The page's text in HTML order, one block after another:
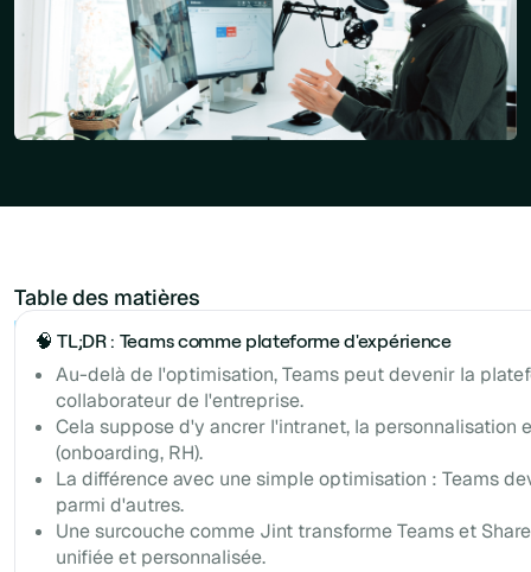
Table des matières
🧠 TL;DR : Teams comme plateforme d'expérience
Au-delà de l'optimisation, Teams peut devenir la
collaborateur de l'entreprise.
Cela suppose d'y ancrer l'intranet, la personnalisation
(onboarding, RH).
La différence avec une simple optimisation : Teams
parmi d'autres.
Une surcouche comme Jint transforme Teams et
unifiée et personnalisée.